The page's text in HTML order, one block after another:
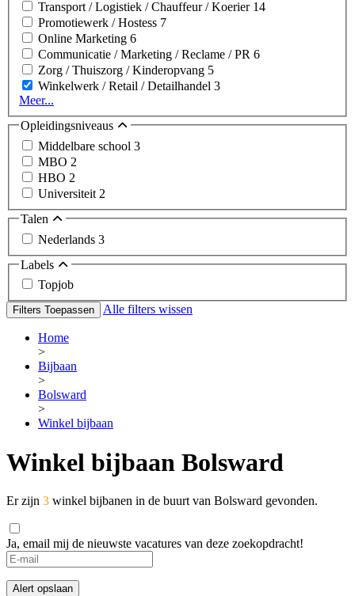
Transport / Logistiek / Chauffeur / Koerier 14
Promotiewerk / Hostess 7
Online Marketing 6
Communicatie / Marketing / Reclame / PR 6
Zorg / Thuiszorg / Kinderopvang 5
Winkelwerk / Retail / Detailhandel 3
Meer...
Opleidingsniveaus
Middelbare school 3
MBO 2
HBO 2
Universiteit 2
Talen
Nederlands 3
Labels
Topjob
Filters Toepassen Alle filters wissen
Home
>
Bijbaan
>
Bolsward
>
Winkel bijbaan
Winkel bijbaan Bolsward
Er zijn 3 winkel bijbanen in de buurt van Bolsward gevonden.
Ja, email mij de nieuwste vacatures van deze zoekopdracht!
Alert opslaan